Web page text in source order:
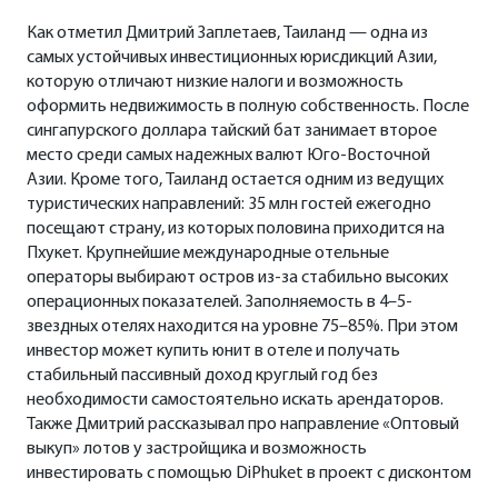
Как отметил Дмитрий Заплетаев, Таиланд — одна из
самых устойчивых инвестиционных юрисдикций Азии,
которую отличают низкие налоги и возможность
оформить недвижимость в полную собственность. После
сингапурского доллара тайский бат занимает второе
место среди самых надежных валют Юго-Восточной
Азии. Кроме того, Таиланд остается одним из ведущих
туристических направлений: 35 млн гостей ежегодно
посещают страну, из которых половина приходится на
Пхукет. Крупнейшие международные отельные
операторы выбирают остров из-за стабильно высоких
операционных показателей. Заполняемость в 4–5-
звездных отелях находится на уровне 75–85%. При этом
инвестор может купить юнит в отеле и получать
стабильный пассивный доход круглый год без
необходимости самостоятельно искать арендаторов.
Также Дмитрий рассказывал про направление «Оптовый
выкуп» лотов у застройщика и возможность
инвестировать с помощью DiPhuket в проект с дисконтом